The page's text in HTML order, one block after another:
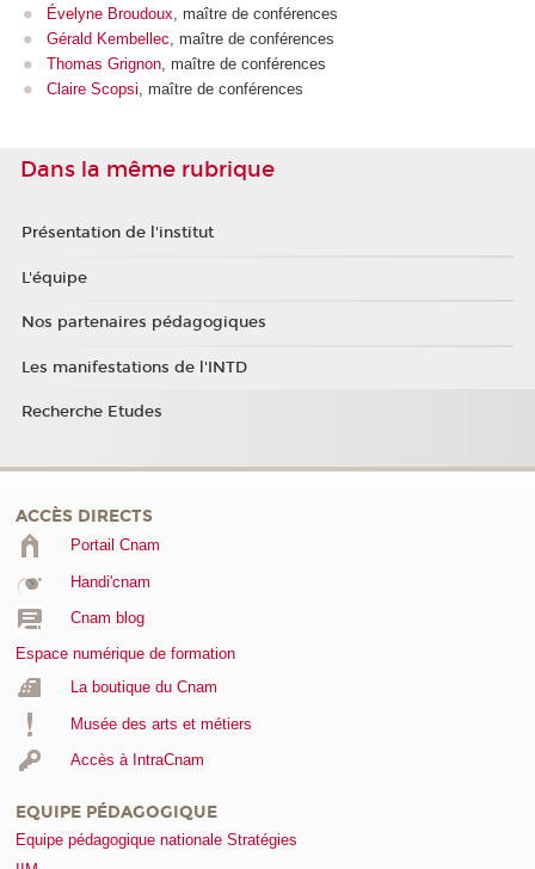
Évelyne Broudoux, maître de conférences
Gérald Kembellec, maître de conférences
Thomas Grignon, maître de conférences
Claire Scopsi, maître de conférences
Dans la même rubrique
Présentation de l'institut
L'équipe
Nos partenaires pédagogiques
Les manifestations de l'INTD
Recherche Etudes
ACCÈS DIRECTS
Portail Cnam
Handi'cnam
Cnam blog
Espace numérique de formation
La boutique du Cnam
Musée des arts et métiers
Accès à IntraCnam
EQUIPE PÉDAGOGIQUE
Equipe pédagogique nationale Stratégies